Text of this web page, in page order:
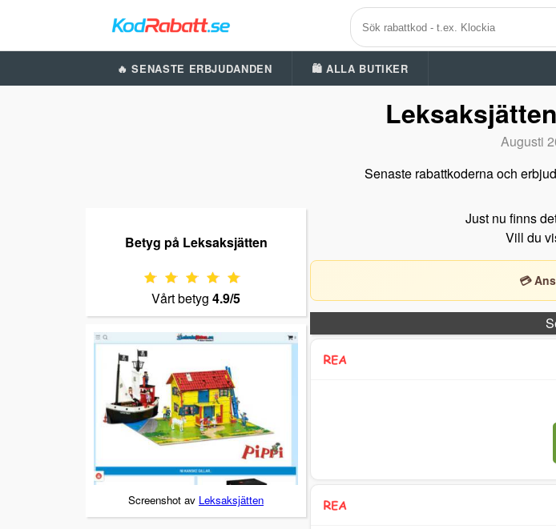
🔥 SENASTE ERBJUDANDEN 🛍️ ALLA BUTIKER
Augusti
Senaste rabattkoderna och
Betyg på Leksaksjätten
Vårt betyg 4.9/5
Screenshot av Leksaksjätten
Just nu finns
Vill du
💳